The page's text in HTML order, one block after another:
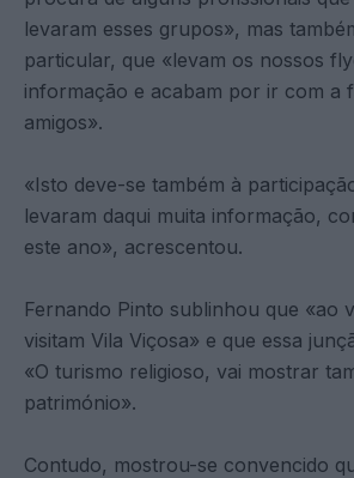
levaram esses grupos», mas
particular, que «levam os nossos
informação e acabam por ir com a
amigos».
«Isto deve-se também à
levaram daqui muita informação,
este ano», acrescentou.
Fernando Pinto sublinhou que «ao
visitam Vila Viçosa» e que essa
«O turismo religioso, vai mostrar
património».
Contudo, mostrou-se convencido